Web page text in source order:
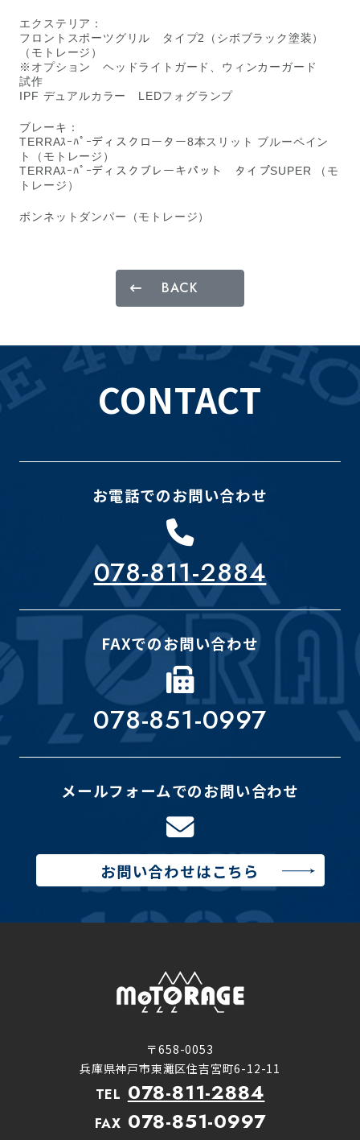
エクステリア：
フロントスポーツグリル タイプ2（シボブラック塗装）
（モトレージ）
※オプション ヘッドライトガード、ウィンカーガード
試作
IPF デュアルカラー LEDフォグランプ
ブレーキ：
TERRAｽｰﾊﾟｰディスクローター8本スリット ブルーペイン
ト（モトレージ）
TERRAｽｰﾊﾟｰディスクブレーキパット タイプSUPER （モ
トレージ）
ボンネットダンパー（モトレージ）
BACK
CONTACT
お電話でのお問い合わせ
078-811-2884
FAXでのお問い合わせ
078-851-0997
メールフォームでのお問い合わせ
お問い合わせはこちら
〒658-0053
兵庫県神戸市東灘区住吉宮町6-12-11
TEL 078-811-2884
FAX 078-851-0997